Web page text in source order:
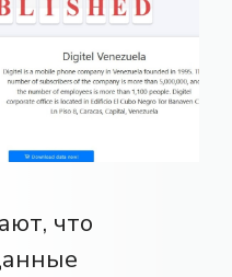
что